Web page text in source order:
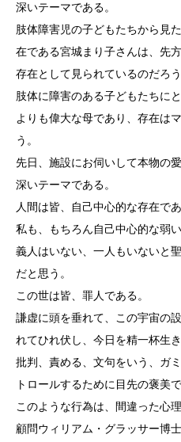
深いテーマである。
肢体障害児の子どもたちから見
在である宮城まり子さんは、先
存在として見られているのだろう
肢体に障害のある子どもたちに
よりも偉大な母であり、存在は
う。
先日、施設にお伺いして本物の愛
深いテーマである。
人間は皆、自己中心的な存在であ
私も、もちろん自己中心的な弱い
義人はいない、一人もいないと
だと思う。
この世は皆、罪人である。
謙虚に頭を垂れて、この宇宙の
れてひれ伏し、今日を精一杯生
批判、責める、文句をいう、ガ
トロールするために目先の褒美で
このような行為は、間違った心
顧問ウィリアム・グラッサー博士